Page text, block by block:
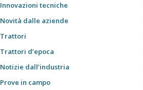
Innovazioni tecniche
Novità dalle aziende
Trattori
Trattori d’epoca
Notizie dall’industria
Prove in campo